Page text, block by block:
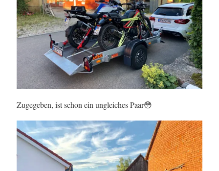
Zugegeben, ist schon ein ungleiches Paar😳